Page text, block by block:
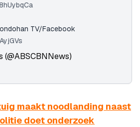
TV/Facebook
maakt noodlanding naast
doet onderzoek